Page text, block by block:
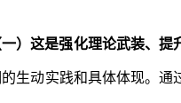
一）这是强化理论武装、提
的生动实践和具体体现。